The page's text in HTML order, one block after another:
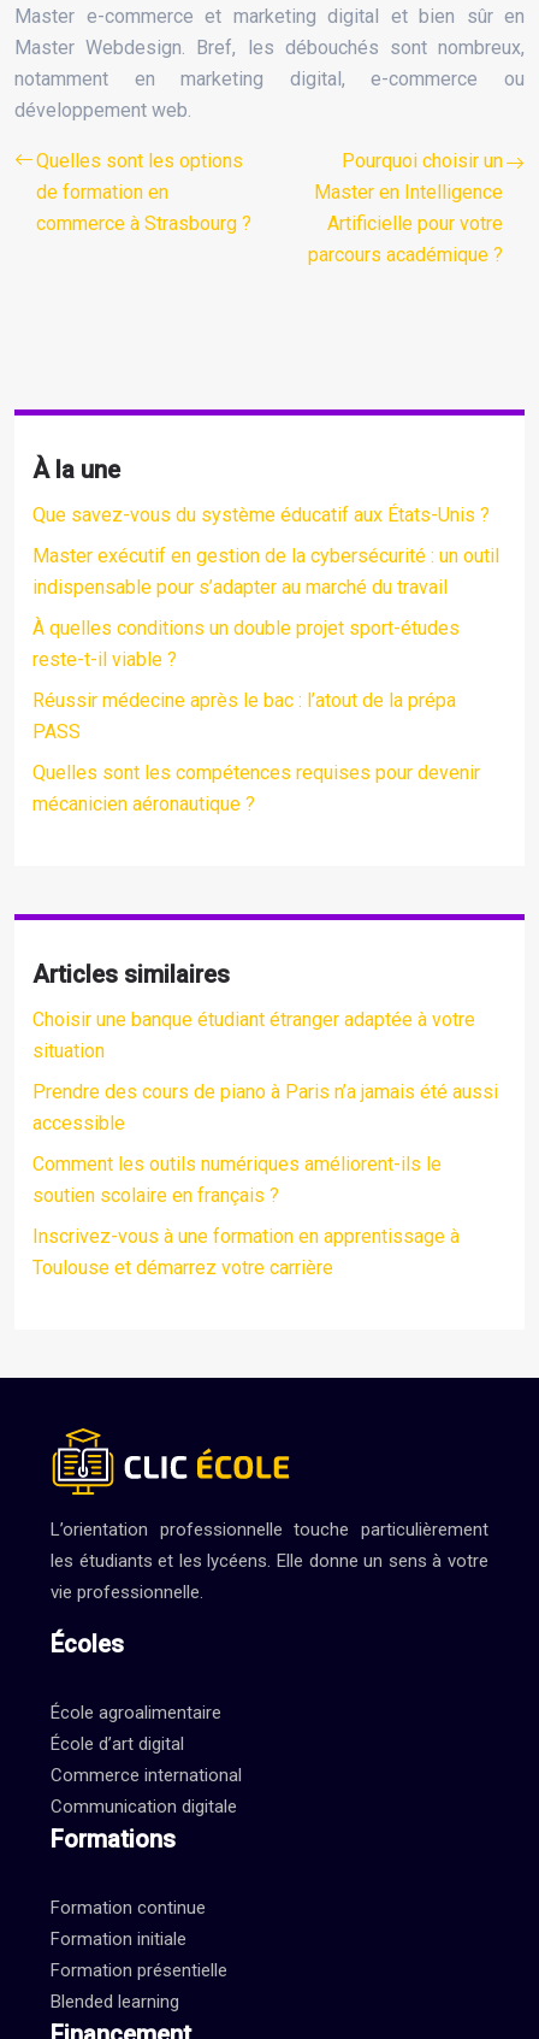
Master e-commerce et marketing digital et bien sûr en
Master Webdesign. Bref, les débouchés sont nombreux,
notamment en marketing digital, e-commerce ou
développement web.
Quelles sont les options
de formation en
commerce à Strasbourg ?
Pourquoi choisir un
Master en Intelligence
Artificielle pour votre
parcours académique ?
À la une
Que savez-vous du système éducatif aux États-Unis ?
Master exécutif en gestion de la cybersécurité : un outil
indispensable pour s’adapter au marché du travail
À quelles conditions un double projet sport-études
reste-t-il viable ?
Réussir médecine après le bac : l’atout de la prépa
PASS
Quelles sont les compétences requises pour devenir
mécanicien aéronautique ?
Articles similaires
Choisir une banque étudiant étranger adaptée à votre
situation
Prendre des cours de piano à Paris n’a jamais été aussi
accessible
Comment les outils numériques améliorent-ils le
soutien scolaire en français ?
Inscrivez-vous à une formation en apprentissage à
Toulouse et démarrez votre carrière
L’orientation professionnelle touche particulièrement
les étudiants et les lycéens. Elle donne un sens à votre
vie professionnelle.
Écoles
École agroalimentaire
École d’art digital
Commerce international
Communication digitale
Formations
Formation continue
Formation initiale
Formation présentielle
Blended learning